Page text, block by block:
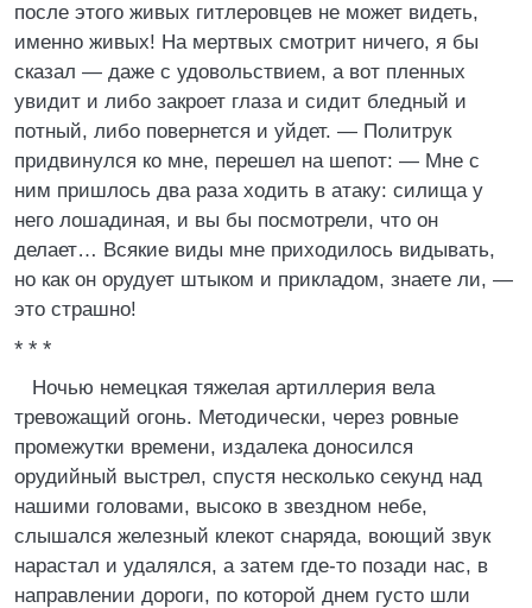
после этого живых гитлеровцев не может видеть,
именно живых! На мертвых смотрит ничего, я бы
сказал — даже с удовольствием, а вот пленных
увидит и либо закроет глаза и сидит бледный и
потный, либо повернется и уйдет. — Политрук
придвинулся ко мне, перешел на шепот: — Мне с
ним пришлось два раза ходить в атаку: силища у
него лошадиная, и вы бы посмотрели, что он
делает… Всякие виды мне приходилось видывать,
но как он орудует штыком и прикладом, знаете ли, —
это страшно!
* * *
Ночью немецкая тяжелая артиллерия вела
тревожащий огонь. Методически, через ровные
промежутки времени, издалека доносился
орудийный выстрел, спустя несколько секунд над
нашими головами, высоко в звездном небе,
слышался железный клекот снаряда, воющий звук
нарастал и удалялся, а затем где-то позади нас, в
направлении дороги, по которой днем густо шли